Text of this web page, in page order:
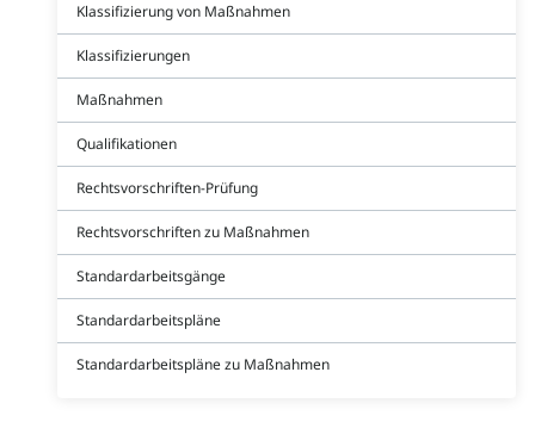
Klassifizierung von Maßnahmen
Klassifizierungen
Maßnahmen
Qualifikationen
Rechtsvorschriften-Prüfung
Rechtsvorschriften zu Maßnahmen
Standardarbeitsgänge
Standardarbeitspläne
Standardarbeitspläne zu Maßnahmen